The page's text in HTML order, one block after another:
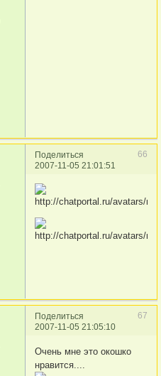
Поделиться
66
2007-11-05 21:01:51
Поделиться
67
2007-11-05 21:05:10
Очень мне это окошко
нравится....